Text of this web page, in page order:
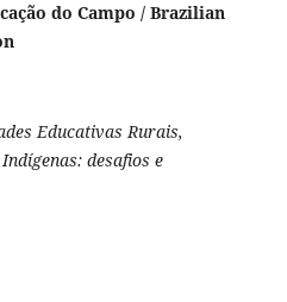
do Campo / Brazilian
Educativas Rurais,
desafios e